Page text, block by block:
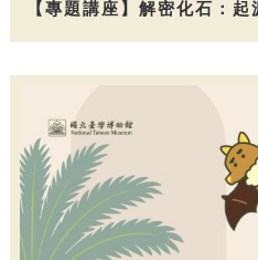
【專題講座】解密化石：